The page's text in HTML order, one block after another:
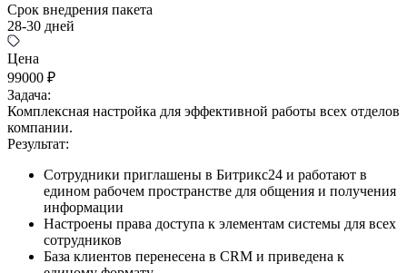
Срок внедрения пакета
28-30 дней
Цена
99000 ₽
Задача:
Комплексная настройка для эффективной работы всех отделов
компании.
Результат:
Сотрудники приглашены в Битрикс24 и работают в
едином рабочем пространстве для общения и получения
информации
Настроены права доступа к элементам системы для всех
сотрудников
База клиентов перенесена в CRM и приведена к